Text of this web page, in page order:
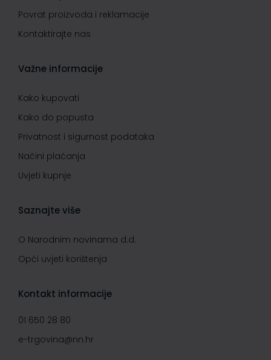
Povrat proizvoda i reklamacije
Kontaktirajte nas
Važne informacije
Kako kupovati
Kako do popusta
Privatnost i sigurnost podataka
Načini plaćanja
Uvjeti kupnje
Saznajte više
O Narodnim novinama d.d.
Opći uvjeti korištenja
Kontakt informacije
01 650 28 80
e-trgovina@nn.hr